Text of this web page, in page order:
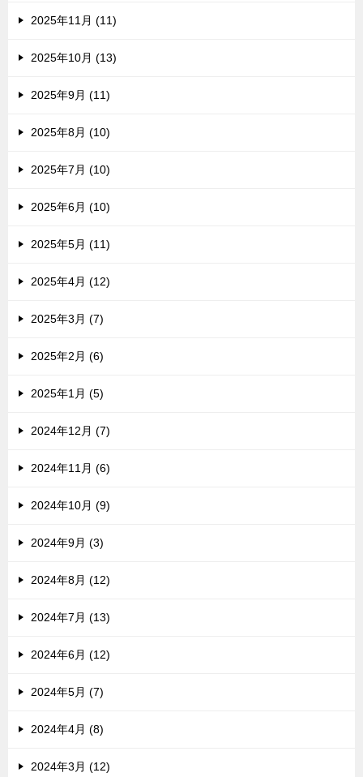
2025年11月 (11)
2025年10月 (13)
2025年9月 (11)
2025年8月 (10)
2025年7月 (10)
2025年6月 (10)
2025年5月 (11)
2025年4月 (12)
2025年3月 (7)
2025年2月 (6)
2025年1月 (5)
2024年12月 (7)
2024年11月 (6)
2024年10月 (9)
2024年9月 (3)
2024年8月 (12)
2024年7月 (13)
2024年6月 (12)
2024年5月 (7)
2024年4月 (8)
2024年3月 (12)